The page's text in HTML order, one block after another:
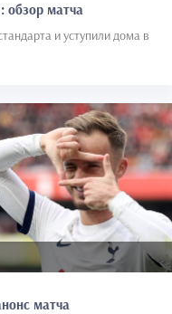
обзор матча
и уступили дома в
матча